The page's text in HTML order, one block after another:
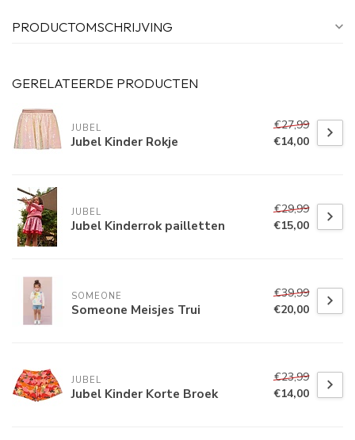
PRODUCTOMSCHRIJVING
GERELATEERDE PRODUCTEN
JUBEL
Jubel Kinder Rokje
€27,99
€14,00
JUBEL
Jubel Kinderrok pailletten
€29,99
€15,00
SOMEONE
Someone Meisjes Trui
€39,99
€20,00
JUBEL
Jubel Kinder Korte Broek
€23,99
€14,00